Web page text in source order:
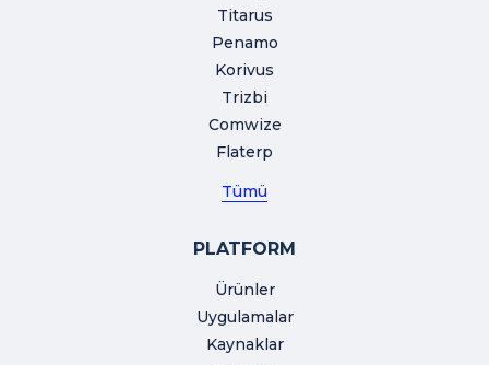
Titarus
Penamo
Korivus
Trizbi
Comwize
Flaterp
Tümü
PLATFORM
Ürünler
Uygulamalar
Kaynaklar